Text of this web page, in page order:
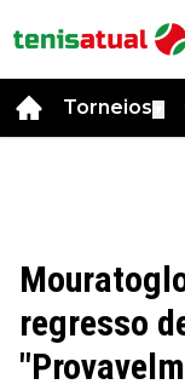
Torneios
regresso